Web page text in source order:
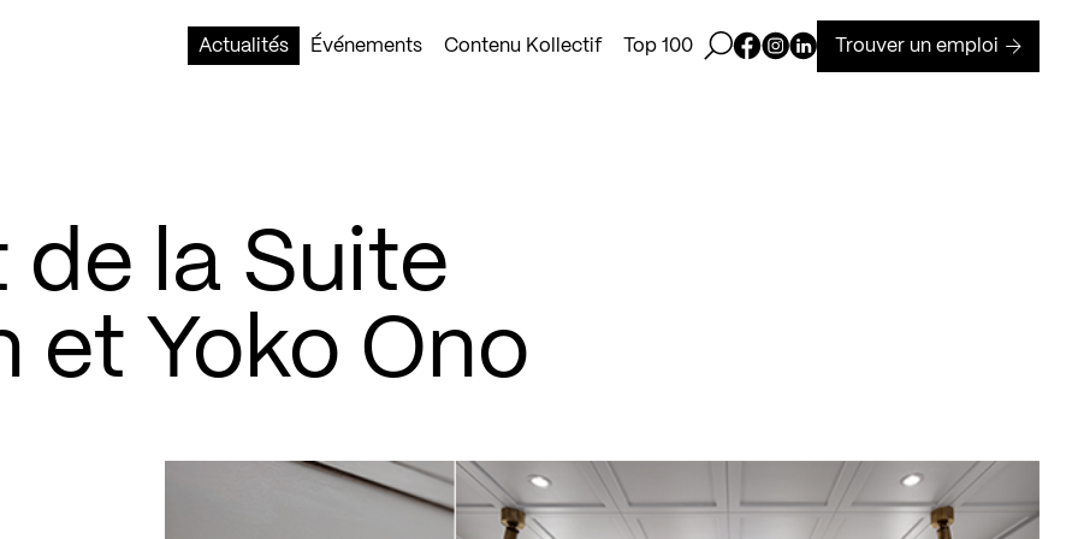
Actualités
Événements Contenu Kollectif Top 100 Ouvrir la barre de recherche
Page Facebook de Kollectif
Page Instagram de Kollectif
Page Linkedin de Kollectif
Trouver un emploi
de la Suite
et Yoko Ono